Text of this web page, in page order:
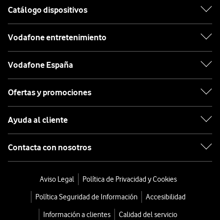
Catálogo dispositivos
Vodafone entretenimiento
Vodafone España
Ofertas y promociones
Ayuda al cliente
Contacta con nosotros
Aviso Legal
Política de Privacidad y Cookies
Política Seguridad de Información
Accesibilidad
Información a clientes
Calidad del servicio